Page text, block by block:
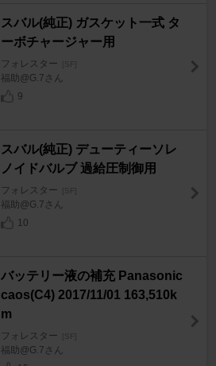
スバル(純正) ガスケット一式 タ
ーボチャージャー用
フォレスター [SF]
福助@G.7さん
9
スバル(純正) デューティーソレ
ノイドバルブ 過給圧制御用
フォレスター [SF]
福助@G.7さん
10
バッテリー液の補充 Panasonic
caos(C4) 2017/11/01 163,510k
m
フォレスター [SF]
福助@G.7さん